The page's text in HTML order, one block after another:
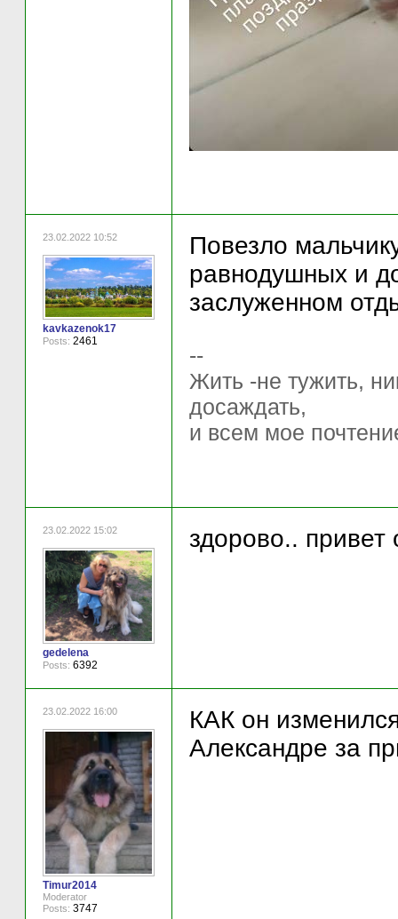
23.02.2022 10:52
kavkazenok17
Posts: 2461
Повезло
равнодушных и
заслуженном
--
Жить -не тужить,
досаждать,
и всем мое
23.02.2022 15:02
gedelena
Posts: 6392
здорово.. привет
23.02.2022 16:00
Timur2014
Moderator
Posts: 3747
КАК он
Александре за